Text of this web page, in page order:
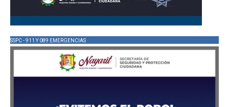
SSPC - 911 Y 089 EMERGENCIAS